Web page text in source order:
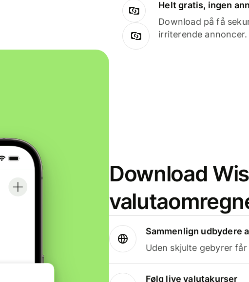
Helt gratis, ingen
Download på få
irriterende annoncer.
Download
Sammenlign udbydere
Uden skjulte gebyrer får
Følg live valutakurser